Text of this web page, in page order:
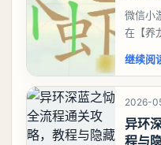
微信小
在【养
大、夫
囗、吓
继续阅
2026-
异环
程与